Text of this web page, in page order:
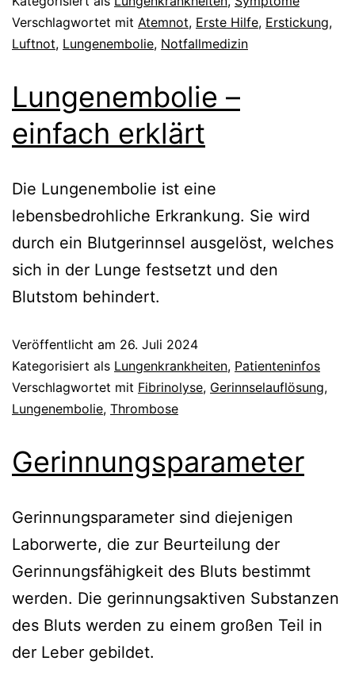
Verschlagwortet mit Atemnot, Erste Hilfe, Erstickung,
Luftnot, Lungenembolie, Notfallmedizin
Lungenembolie –
einfach erklärt
Die Lungenembolie ist eine
lebensbedrohliche Erkrankung. Sie wird
durch ein Blutgerinnsel ausgelöst, welches
sich in der Lunge festsetzt und den
Blutstom behindert.
Veröffentlicht am 26. Juli 2024
Kategorisiert als Lungenkrankheiten, Patienteninfos
Verschlagwortet mit Fibrinolyse, Gerinnselauflösung,
Lungenembolie, Thrombose
Gerinnungsparameter
Gerinnungsparameter sind diejenigen
Laborwerte, die zur Beurteilung der
Gerinnungsfähigkeit des Bluts bestimmt
werden. Die gerinnungsaktiven Substanzen
des Bluts werden zu einem großen Teil in
der Leber gebildet.